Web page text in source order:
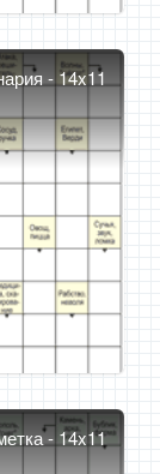
- 14x11
- 14x11